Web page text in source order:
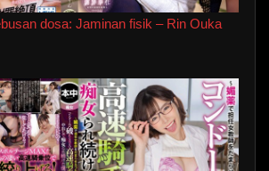
dosa: Jaminan fisik – Rin Ouka